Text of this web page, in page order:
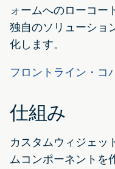
ォームへのローコー
独自のソリューショ
化します。
フロントライン・コ
仕組み
カスタムウィジェッ
ムコンポーネントを